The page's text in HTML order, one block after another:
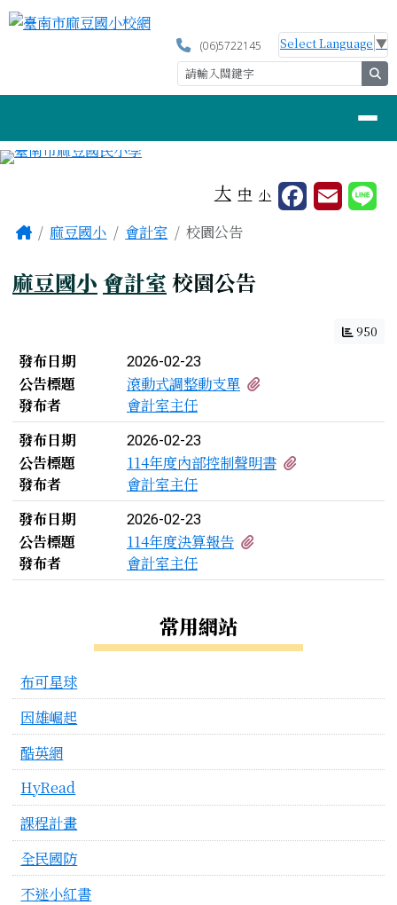
跳至主內容區
臺南市麻豆國小校網
(06)5722145 Select Language ▼
大 中 小
主內容區域
Home麻豆國小 會計室 校園公告
麻豆國小 會計室 校園公告
950
新聞列表
發布日期 2026-02-23
公告標題 滾動式調整動支單
發布者
會計室主任
發布日期
2026-02-23
公告標題 114年度內部控制聲明書
發布者
會計室主任
發布日期
2026-02-23
公告標題 114年度決算報告
發布者
會計室主任
常用網站
布可星球
因雄崛起
酷英網
HyRead
課程計畫
全民國防
不迷小紅書
頁尾區域